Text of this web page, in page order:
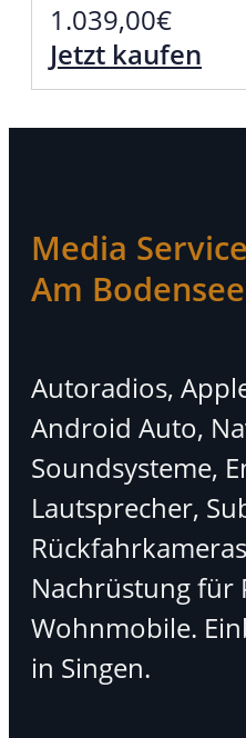
1.039,00€
Jetzt kaufen
Media
Am Bodensee
Autoradios,
Android Auto,
Soundsysteme,
Lautsprecher,
Nachrüstung für
Wohnmobile.
in Singen.